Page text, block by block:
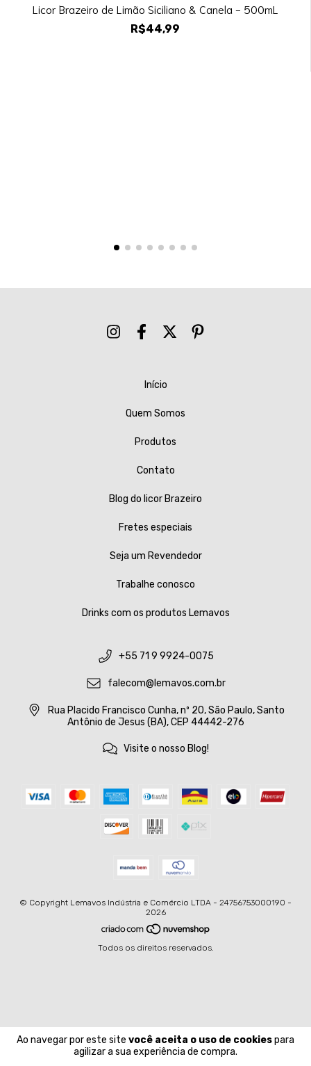
Ao navegar por este site você aceita o uso de cookiespara
agilizar a sua experiência de compra.
Licor Brazeiro de Limão Siciliano & Canela - 500mL
R$44,99
Início
Quem Somos
Produtos
Contato
Blog do licor Brazeiro
Fretes especiais
Seja um Revendedor
Trabalhe conosco
Drinks com os produtos Lemavos
+55 71 9 9924-0075
falecom@lemavos.com.br
Rua Placido Francisco Cunha, nº 20, São Paulo, Santo
Antônio de Jesus (BA), CEP 44442-276
Visite o nosso Blog!
© Copyright Lemavos Indústria e Comércio LTDA - 24756753000190 -
2026
Todos os direitos reservados.